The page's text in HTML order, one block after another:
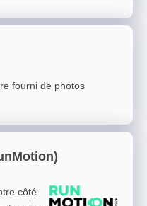
fourni de photos
côté